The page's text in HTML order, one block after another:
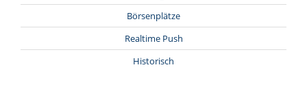
Börsenplätze
Realtime Push
Historisch